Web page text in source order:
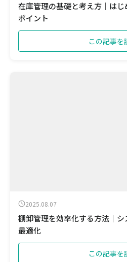
在庫管理の基礎と考え方｜は
ポイント
この記事を
2025.08.07
棚卸管理を効率化する方法｜
最適化
この記事を